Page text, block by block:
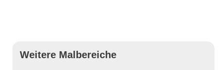
Weitere Malbereiche